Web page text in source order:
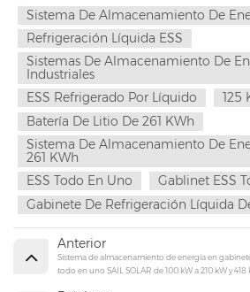
Sistema De Almacenamiento De
Refrigeración Líquida ESS
Sistemas De Almacenamiento De
Industriales
ESS Refrigerado Por Líquido
125
Batería De Litio De 261 KWh
Sistema De Almacenamiento De
261 KWh
ESS Todo En Uno
Gablinet ESS
Gabinete De Refrigeración Líquida
Anterior
Sistema de almacenamiento de energía en
todo en uno SAIL SOLAR de 100 kW a 210 kW y 418